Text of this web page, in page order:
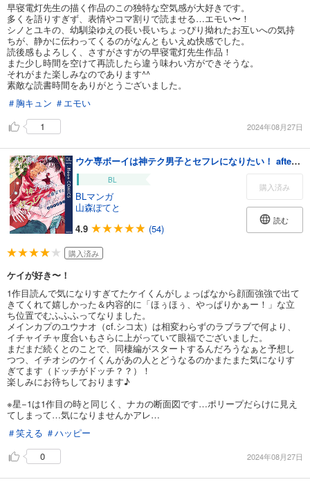
早寝電灯先生の描く作品のこの独特な空気感が大好きです。
多くを語りすぎず、表情やコマ割りで読ませる…エモい〜！
シノとユキの、幼馴染ゆえの長い長いちょっぴり拗れたお互いへの気持
ちが、静かに伝わってくるのがなんともいえぬ快感でした。
読後感もよろしく、さすがさすがの早寝電灯先生作品！
また少し時間を空けて再読したら違う味わい方ができそうな。
それがまた楽しみなのであります^^
素敵な読書時間をありがとうございました。
＃胸キュン ＃エモい
1
2024年08月27日
ウケ専ボーイは神テク男子とセフレになりたい！ after！【電子限定描き下ろし付き】
BL
BLマンガ
山森ぽてと
4.9
(54)
購入済み
読む
購入済み
ケイが好き〜！
1作目読んで気になりすぎてたケイくんがしょっぱなから顔面強強で出て
きてくれて嬉しかった＆内容的に「ほぅほぅ、やっぱりかぁー！」な立
ち位置でむふふふってなりました。
メインカプのユウナオ（cf.シコ太）は相変わらずのラブラブで何より、
イチャイチャ度合いもさらに上がっていて眼福でございました。
まだまだ続くとのことで、同棲編がスタートするんだろうなぁと予想し
つつ、イチオシのケイくんがあの人とどうなるのかまたまた気になりす
ぎてます（ドッチがドッチ？？）！
楽しみにお待ちしております♪
※星−1は1作目の時と同じく、ナカの断面図です…ポリープだらけに見え
てしまって…気になりませんかアレ…
＃笑える ＃ハッピー
0
2024年08月27日